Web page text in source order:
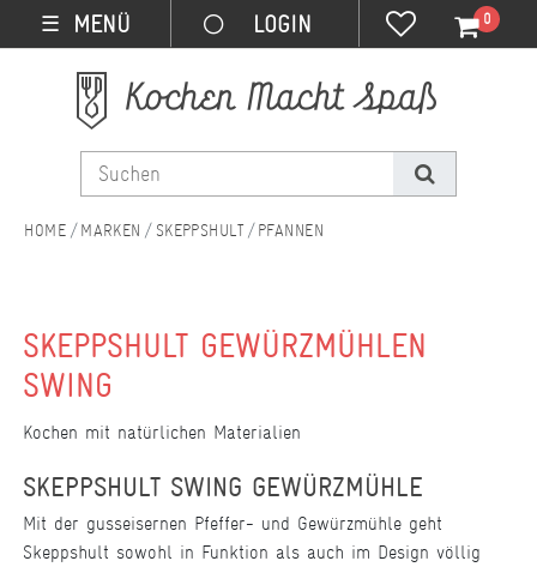
☰ MENÜ 0
MARKEN SKEPPSHULT PFANNEN
SKEPPSHULT GEWÜRZMÜHLEN
SWING
Kochen mit natürlichen Materialien
SKEPPSHULT SWING GEWÜRZMÜHLE
Mit der gusseisernen Pfeffer- und Gewürzmühle geht
Skeppshult sowohl in Funktion als auch im Design völlig